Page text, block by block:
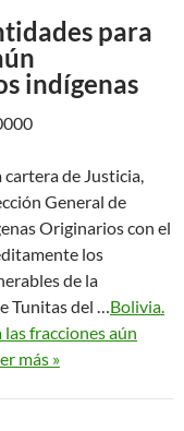
para
indígenas
cartera de Justicia,
General de
Originarios con el
los
de la
Tunitas del …Bolivia.
fracciones aún
más »